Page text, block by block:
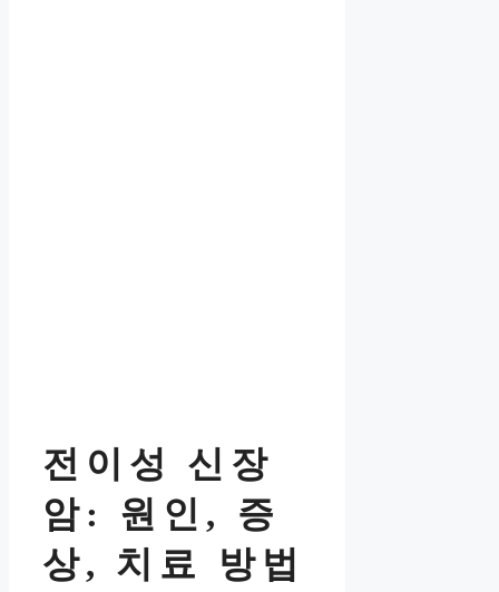
전이성 신장
암: 원인, 증
상, 치료 방법